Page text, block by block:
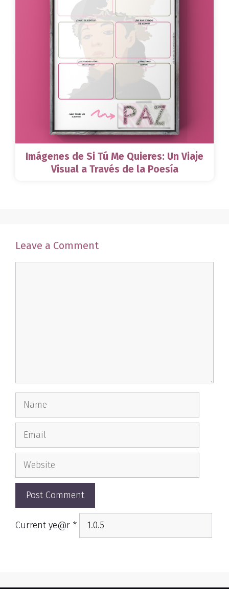
Imágenes de Si Tú Me Quieres: Un Viaje
Visual a Través de la Poesía
Leave a Comment
Name
Email
Website
Current ye@r *